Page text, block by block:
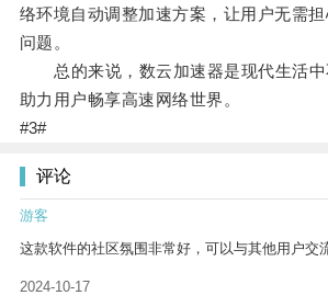
络环境自动调整加速方案，让用户无需
问题。
总的来说，数云加速器是现代生活中
助力用户畅享高速网络世界。
#3#
评论
游客
这款软件的社区氛围非常好，可以与其他用户交
2024-10-17